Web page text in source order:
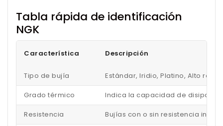
Tabla rápida de identificación
NGK
Característica Descripción
Tipo de bujía Estándar, Iridio, Platino, Alto
Grado térmico Indica la capacidad de disipar
Resistencia Bujías con o sin resistencia